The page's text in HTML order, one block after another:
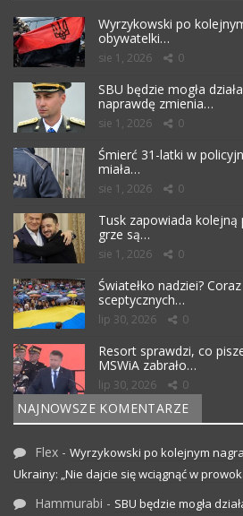
Wyrzykowski po
obywatelki…
sie 1, 2026 0
SBU będzie mogła
naprawdę zmienia…
sie 1, 2026 0
Śmierć 31-latki w
miała…
sie 1, 2026 0
Tusk zapowiada kolejną
grze są…
sie 1, 2026 0
Światełko nadziei?
sceptycznych…
lip 30, 2026 0
Resort sprawdzi, co
MSWiA zabrało…
lip 30, 2026 0
NAJNOWSZE KOMENTARZE
Flex - Wyrzykowski po kolejnym
Ukrainy: „Nie dajcie się wciągnąć w
Hammurabi - SBU będzie mogła